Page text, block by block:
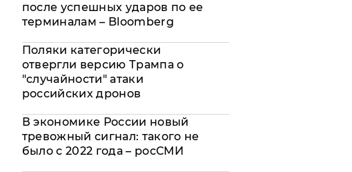
после успешных ударов по ее
терминалам – Bloomberg
Поляки категорически
отвергли версию Трампа о
"случайности" атаки
российских дронов
В экономике России новый
тревожный сигнал: такого не
было с 2022 года – росСМИ